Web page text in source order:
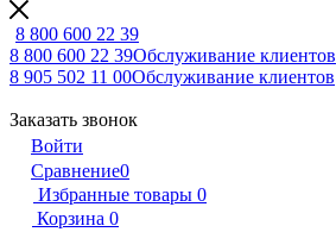
8 800 600 22 39
8 800 600 22 39Обслуживание клиентов
8 905 502 11 00Обслуживание клиентов
Заказать звонок
Войти
Сравнение0
Избранные товары 0
Корзина 0